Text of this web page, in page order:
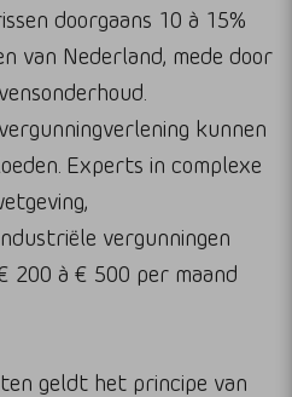
doorgaans 10 à 15%
van Nederland, mede door
kunnen
Experts in complexe
vergunningen
200 à € 500 per maand
geldt het principe van